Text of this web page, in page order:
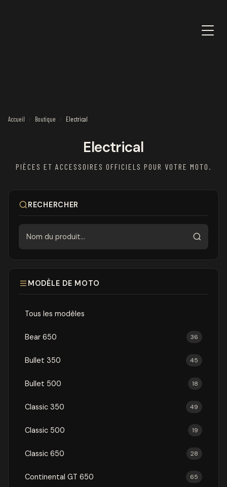
Accueil / Boutique / Electrical
Electrical
PIÈCES ET ACCESSOIRES OFFICIELS POUR VOTRE MOTO.
RECHERCHER
MODÈLE DE MOTO
Tous les modèles
Bear 650 36
Bullet 350 45
Bullet 500 18
Classic 350 49
Classic 500 19
Classic 650 28
Continental GT 650 65